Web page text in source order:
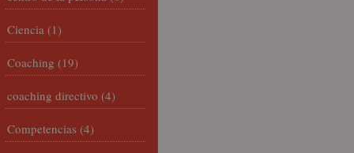
Ciencia (1)
Coaching (19)
coaching directivo (4)
Competencias (4)